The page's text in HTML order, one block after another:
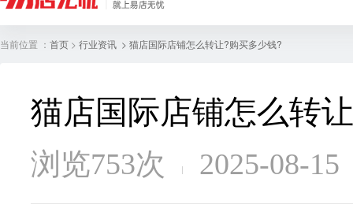
当前位置 ： 首页 > 行业资讯 > 猫店国际店铺怎么转让?购买多少钱?
猫店国际店铺怎么转
浏览753次 2025-08-15